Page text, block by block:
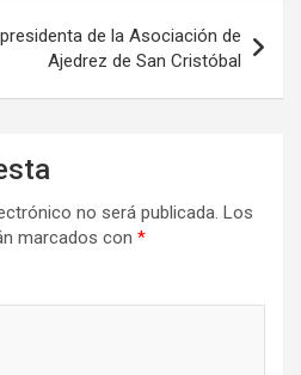
de la Asociación de
Ajedrez de San Cristóbal
no será publicada. Los
marcados con *